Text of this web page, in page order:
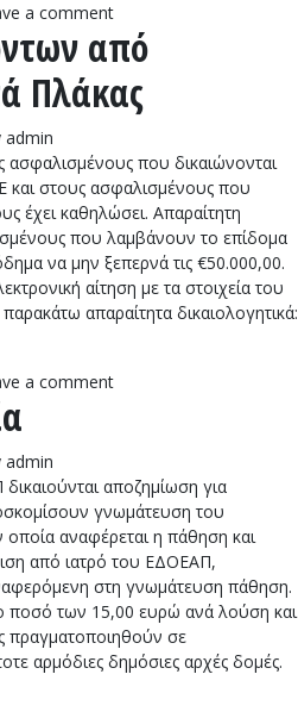
a comment
από
Πλάκας
admin
ασφαλισμένους που δικαιώνονται
στους ασφαλισμένους που
έχει καθηλώσει. Απαραίτητη
που λαμβάνουν το επίδομα
να μην ξεπερνά τις €50.000,00.
αίτηση με τα στοιχεία του
απαραίτητα δικαιολογητικά:
a comment
admin
αποζημίωση για
γνωμάτευση του
αναφέρεται η πάθηση και
από ιατρό του ΕΔΟΕΑΠ,
στη γνωμάτευση πάθηση.
ποσό των 15,00 ευρώ ανά λούση και
πραγματοποιηθούν σε
αρμόδιες δημόσιες αρχές δομές.